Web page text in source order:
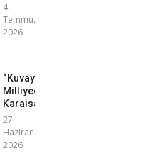
4
Temmuz
2026
“Kuvayı
Milliyeci
Karaisalı”
27
Haziran
2026